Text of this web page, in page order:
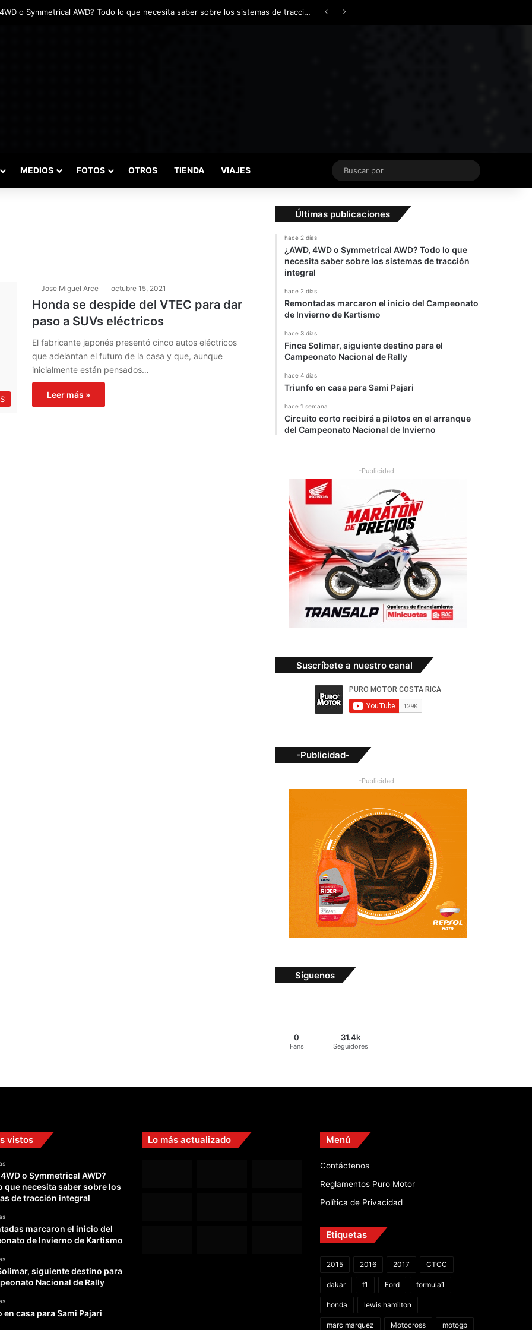
¿AWD, 4WD o Symmetrical AWD? Todo lo que necesita saber sobre los sistemas de tracción integral
MEDIOS FOTOS OTROS TIENDA VIAJES
Buscar
por
Jose Miguel Arce octubre 15, 2021
Honda se despide del VTEC para dar
paso a SUVs eléctricos
El fabricante japonés presentó cinco autos eléctricos
que adelantan el futuro de la casa y que, aunque
inicialmente están pensados…
Leer más »
Últimas publicaciones
hace 2 días
¿AWD, 4WD o Symmetrical AWD? Todo lo que
necesita saber sobre los sistemas de tracción
integral
hace 2 días
Remontadas marcaron el inicio del Campeonato
de Invierno de Kartismo
hace 3 días
Finca Solimar, siguiente destino para el
Campeonato Nacional de Rally
hace 4 días
Triunfo en casa para Sami Pajari
hace 1 semana
Circuito corto recibirá a pilotos en el arranque
del Campeonato Nacional de Invierno
-Publicidad-
Suscríbete a nuestro canal
-Publicidad-
-Publicidad-
Síguenos
0
Fans
31.4k
Seguidores
vistos
4WD o Symmetrical AWD?
que necesita saber sobre los
de tracción integral
marcaron el inicio del
de Invierno de Kartismo
siguiente destino para
Nacional de Rally
en casa para Sami Pajari
Lo más actualizado Menú
Contáctenos
Reglamentos Puro Motor
Política de Privacidad
Etiquetas
2015 2016 2017 CTCC
dakar f1 Ford formula1
honda lewis hamilton
marc marquez Motocross motogp